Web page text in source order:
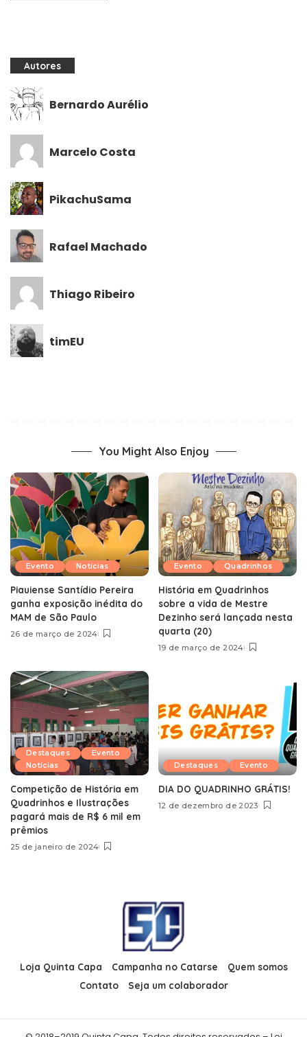
Autores
Bernardo Aurélio
Marcelo Costa
PikachuSama
Rafael Machado
Thiago Ribeiro
timEU
You Might Also Enjoy
Evento Notícias
Piauiense Santídio Pereira
ganha exposição inédita do
MAM de São Paulo
26 de março de 2024
Evento Quadrinhos
História em Quadrinhos
sobre a vida de Mestre
Dezinho será lançada nesta
quarta (20)
19 de março de 2024
Destaques
Evento
Notícias
Competição de História em
Quadrinhos e Ilustrações
pagará mais de R$ 6 mil em
prêmios
25 de janeiro de 2024
Destaques Evento
DIA DO QUADRINHO GRÁTIS!
12 de dezembro de 2023
Loja Quinta Capa Campanha no Catarse
Quem somos
Contato
Seja um colaborador